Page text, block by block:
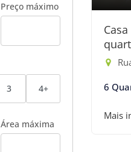
Preço máximo
3 4+
Área máxima
6
Mais